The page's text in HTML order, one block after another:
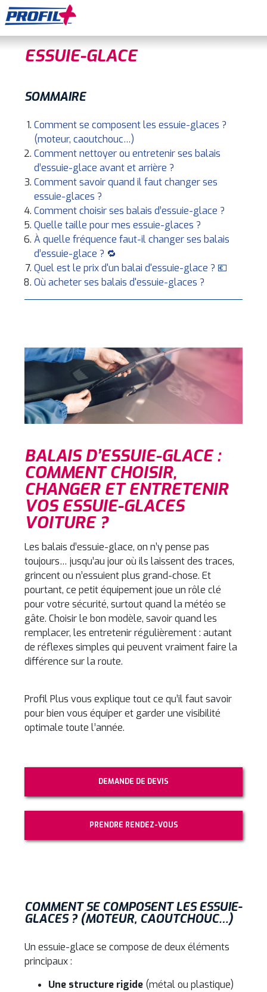
ESSUIE-GLACE
SOMMAIRE
Comment se composent les essuie-glaces ?
(moteur, caoutchouc…)
Comment nettoyer ou entretenir ses balais
d’essuie-glace avant et arrière ?
Comment savoir quand il faut changer ses
essuie-glaces ?
Comment choisir ses balais d’essuie-glace ?
Quelle taille pour mes essuie-glaces ?
À quelle fréquence faut-il changer ses balais
d’essuie-glace ? 🔁
Quel est le prix d'un balai d'essuie-glace ? 💶
Où acheter ses balais d'essuie-glaces ?
BALAIS D’ESSUIE-GLACE :
COMMENT CHOISIR,
CHANGER ET ENTRETENIR
VOS ESSUIE-GLACES
VOITURE ?
Les balais d’essuie-glace, on n’y pense pas
toujours… jusqu’au jour où ils laissent des traces,
grincent ou n’essuient plus grand-chose. Et
pourtant, ce petit équipement joue un rôle clé
pour votre sécurité, surtout quand la météo se
gâte. Choisir le bon modèle, savoir quand les
remplacer, les entretenir régulièrement : autant
de réflexes simples qui peuvent vraiment faire la
différence sur la route.
Profil Plus vous explique tout ce qu’il faut savoir
pour bien vous équiper et garder une visibilité
optimale toute l’année.
DEMANDE DE DEVIS
PRENDRE RENDEZ-VOUS
COMMENT SE COMPOSENT LES ESSUIE-
GLACES ? (MOTEUR, CAOUTCHOUC…)
Un essuie-glace se compose de deux éléments
principaux :
Une structure rigide (métal ou plastique)